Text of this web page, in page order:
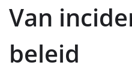
Van
beleid